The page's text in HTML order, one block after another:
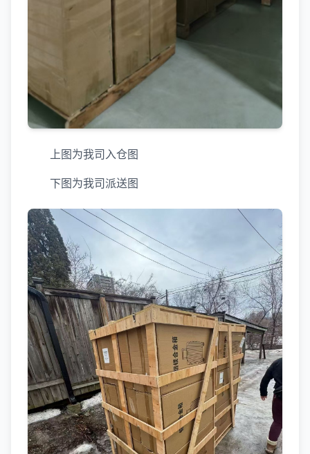
上图为我司入仓图
下图为我司派送图